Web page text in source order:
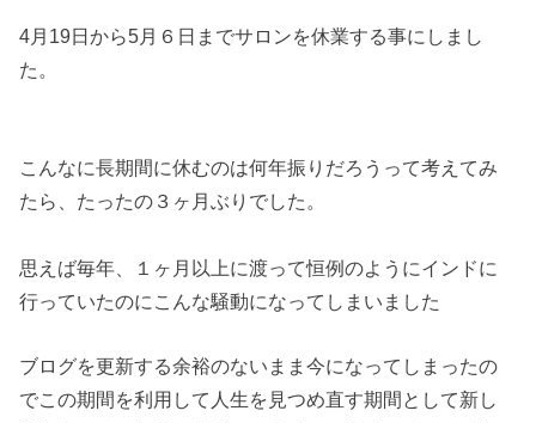
4月19日から5月６日までサロンを休業する事にしまし
た。
こんなに長期間に休むのは何年振りだろうって考えてみ
たら、たったの３ヶ月ぶりでした。
思えば毎年、１ヶ月以上に渡って恒例のようにインドに
行っていたのにこんな騒動になってしまいました
ブログを更新する余裕のないまま今になってしまったの
でこの期間を利用して人生を見つめ直す期間として新し